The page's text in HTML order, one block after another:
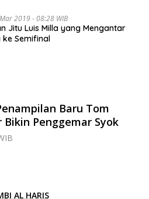
2019 - 08:28 WIB
Jitu Luis Milla yang Mengantar
ke Semifinal
Baru Tom
Penggemar Syok
AL HARIS